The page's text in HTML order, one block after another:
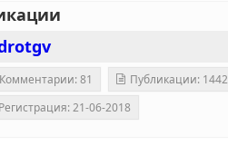
Комментарии: 81
Публикации: 1442
Регистрация: 21-06-2018